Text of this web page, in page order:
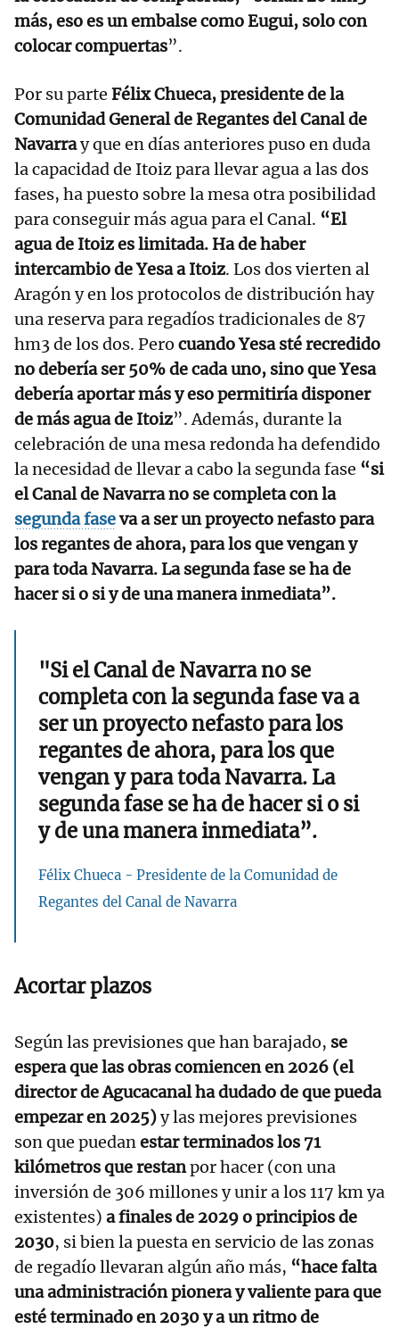
más, eso es un embalse como Eugui, solo con
colocar compuertas”.
Por su parte Félix Chueca, presidente de la
Comunidad General de Regantes del Canal de
Navarray que en días anteriores puso en duda
la capacidad de Itoiz para llevar agua a las dos
fases, ha puesto sobre la mesa otra posibilidad
para conseguir más agua para el Canal. “El
agua de Itoiz es limitada. Ha de haber
intercambio de Yesa a Itoiz. Los dos vierten al
Aragón y en los protocolos de distribución hay
una reserva para regadíos tradicionales de 87
hm3 de los dos. Pero cuando Yesa sté recredido
no debería ser 50% de cada uno, sino que Yesa
debería aportar más y eso permitiría disponer
de más agua de Itoiz”. Además, durante la
celebración de una mesa redonda ha defendido
la necesidad de llevar a cabo la segunda fase “si
el Canal de Navarra no se completa con la
segunda faseva a ser un proyecto nefasto para
los regantes de ahora, para los que vengan y
para toda Navarra. La segunda fase se ha de
hacer si o si y de una manera inmediata”.
"Si el Canal de Navarra no se
completa con la segunda fase va a
ser un proyecto nefasto para los
regantes de ahora, para los que
vengan y para toda Navarra. La
segunda fase se ha de hacer si o si
y de una manera inmediata”.
Félix Chueca - Presidente de la Comunidad de
Regantes del Canal de Navarra
Acortar plazos
Según las previsiones que han barajado, se
espera que las obras comiencen en 2026 (el
director de Agucacanal ha dudado de que pueda
empezar en 2025)y las mejores previsiones
son que puedanestar terminados los 71
kilómetros que restanpor hacer (con una
inversión de 306 millones y unir a los 117 km ya
existentes) a finales de 2029 o principios de
2030, si bien la puesta en servicio de las zonas
de regadío llevaran algún año más, “hace falta
una administración pionera y valiente para que
esté terminado en 2030 y a un ritmo de